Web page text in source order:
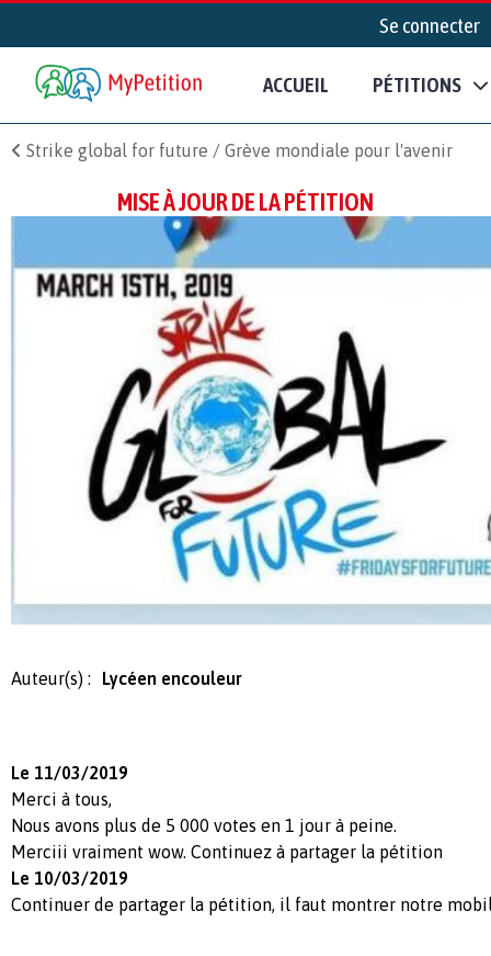
Se connecter
ACCUEIL PÉTITIONS
Strike global for future / Grève mondiale pour l'avenir
MISE À JOUR DE LA PÉTITION
Auteur(s) : Lycéen encouleur
Le 11/03/2019
Merci à tous,
Nous avons plus de 5 000 votes en 1 jour à peine.
Merciii vraiment wow. Continuez à partager la pétition
Le 10/03/2019
Continuer de partager la pétition, il faut montrer notre